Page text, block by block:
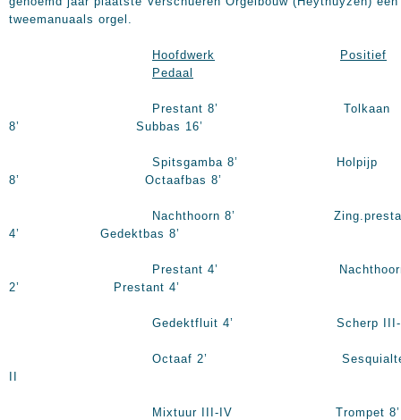
tweemanuaals orgel.
Hoofdwerk
Positief
Pedaal
Prestant 8’ Tolkaan
8’ Subbas 16’
Spitsgamba 8’ Holpijp
8’ Octaafbas 8’
Nachthoorn 8’
4’ Gedektbas 8’
Prestant 4’
2’ Prestant 4’
Gedektfluit 4’ Scherp III-
Octaaf 2’
Mixtuur III-IV Trompet 8’